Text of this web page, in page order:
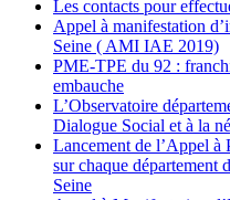
Les contacts pour
Appel à manifestation
Seine ( AMI IAE 2019)
PME-TPE du 92 :
embauche
L’Observatoire
Dialogue Social et à la
Lancement de l’Appel à
sur chaque département
Seine